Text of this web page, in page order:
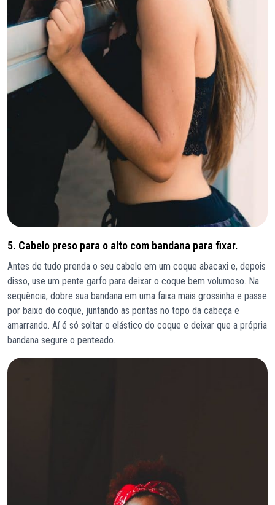
5. Cabelo preso para o alto com bandana para fixar.
Antes de tudo prenda o seu cabelo em um coque abacaxi e, depois
disso, use um pente garfo para deixar o coque bem volumoso. Na
sequência, dobre sua bandana em uma faixa mais grossinha e passe
por baixo do coque, juntando as pontas no topo da cabeça e
amarrando. Aí é só soltar o elástico do coque e deixar que a própria
bandana segure o penteado.